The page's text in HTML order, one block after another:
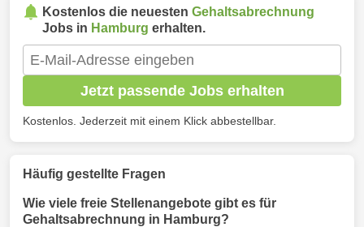
Kostenlos die neuesten Gehaltsabrechnung
Jobs in Hamburg erhalten.
Jetzt passende Jobs erhalten
Kostenlos. Jederzeit mit einem Klick abbestellbar.
Häufig gestellte Fragen
Wie viele freie Stellenangebote gibt es für
Gehaltsabrechnung in Hamburg?